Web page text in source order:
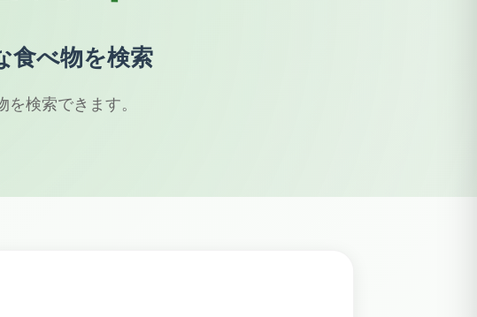
食べ物を検索
検索できます。